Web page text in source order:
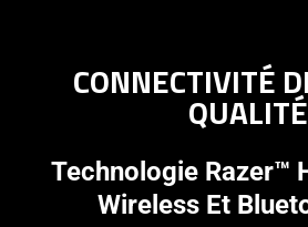
CONNECTIVITÉ
QUALITÉ
Technologie Razer™
Wireless Et